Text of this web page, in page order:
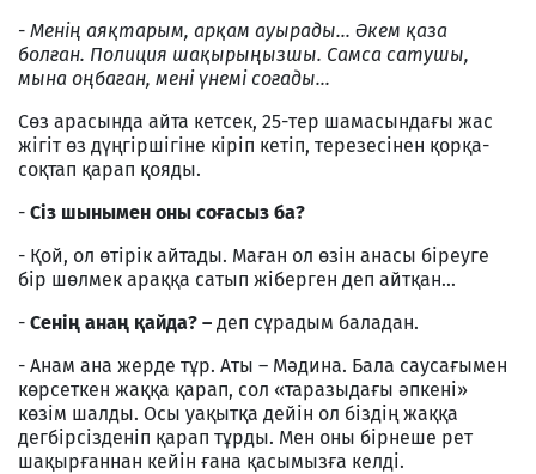
- Менің аяқтарым, арқам ауырады... Әкем қаза
болған. Полиция шақырыңызшы. Самса сатушы,
мына оңбаған, мені үнемі соғады...
Сөз арасында айта кетсек, 25-тер шамасындағы жас
жігіт өз дүңгіршігіне кіріп кетіп, терезесінен қорқа-
соқтап қарап қояды.
- Сіз шынымен оны соғасыз ба?
- Қой, ол өтірік айтады. Маған ол өзін анасы біреуге
бір шөлмек араққа сатып жіберген деп айтқан...
- Сенің анаң қайда? – деп сұрадым баладан.
- Анам ана жерде тұр. Аты – Мәдина. Бала саусағымен
көрсеткен жаққа қарап, сол «таразыдағы әпкені»
көзім шалды. Осы уақытқа дейін ол біздің жаққа
дегбірсізденіп қарап тұрды. Мен оны бірнеше рет
шақырғаннан кейін ғана қасымызға келді.